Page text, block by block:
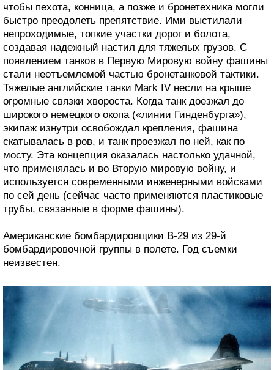
чтобы пехота, конница, а позже и бронетехника могли
быстро преодолеть препятствие. Ими выстилали
непроходимые, топкие участки дорог и болота,
создавая надежный настил для тяжелых грузов. С
появлением танков в Первую Мировую войну фашины
стали неотъемлемой частью бронетанковой тактики.
Тяжелые английские танки Mark IV несли на крыше
огромные связки хвороста. Когда танк доезжал до
широкого немецкого окопа («линии Гинденбурга»),
экипаж изнутри освобождал крепления, фашина
скатывалась в ров, и танк проезжал по ней, как по
мосту. Эта концепция оказалась настолько удачной,
что применялась и во Вторую мировую войну, и
используется современными инженерными войсками
по сей день (сейчас часто применяются пластиковые
трубы, связанные в форме фашины).
Американские бомбардировщики B-29 из 29-й
бомбардировочной группы в полете. Год съемки
неизвестен.